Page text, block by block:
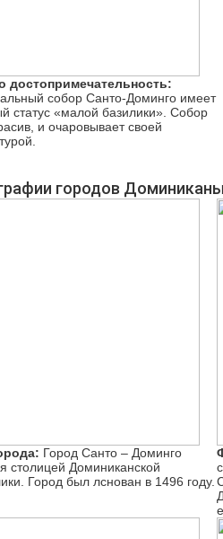
достопримечательность:
собор Санто-Доминго имеет
статус «малой базилики». Собор
и очаровывает своей
городов Доминиканы
Город Санто – Доминго
столицей Доминиканской
Город был лснован в 1496 году.